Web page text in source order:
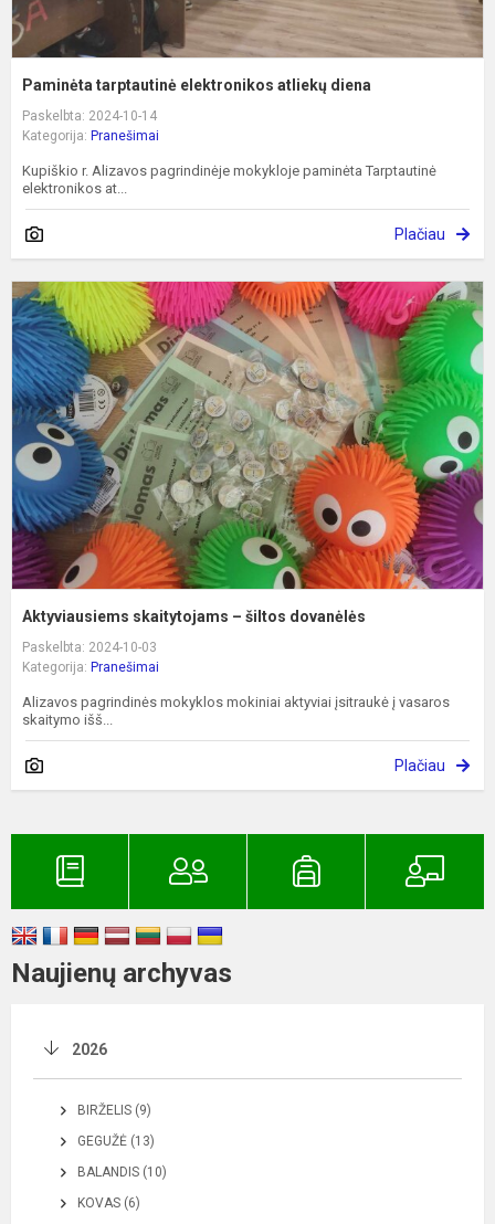
Paminėta tarptautinė elektronikos atliekų diena
Paskelbta: 2024-10-14
Kategorija: Pranešimai
Kupiškio r. Alizavos pagrindinėje mokykloje paminėta Tarptautinė
elektronikos at...
Plačiau
Aktyviausiems skaitytojams – šiltos dovanėlės
Paskelbta: 2024-10-03
Kategorija: Pranešimai
Alizavos pagrindinės mokyklos mokiniai aktyviai įsitraukė į vasaros
skaitymo išš...
Plačiau
Naujienų archyvas
2026
BIRŽELIS (9)
GEGUŽĖ (13)
BALANDIS (10)
KOVAS (6)